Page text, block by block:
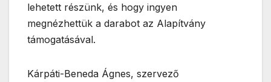
lehetett részünk, és hogy ingyen
megnézhettük a darabot az Alapítvány
támogatásával.
Kárpáti-Beneda Ágnes, szervező